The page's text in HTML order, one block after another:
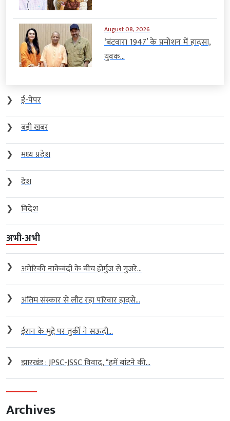
August 08, 2026
‘बंटवारा 1947’ के प्रमोशन में हादसा,
युवक...
❯
ई-पेपर
❯
बड़ी खबर
❯
मध्य प्रदेश
❯
देश
❯
विदेश
अभी-अभी
❯ अमेरिकी नाकेबंदी के बीच होर्मुज से गुजरे...
❯ अंतिम संस्कार से लौट रहा परिवार हादसे...
❯ ईरान के मुद्दे पर तुर्की ने सऊदी...
❯ झारखंड : JPSC-JSSC विवाद, “हमें बांटने की...
Archives